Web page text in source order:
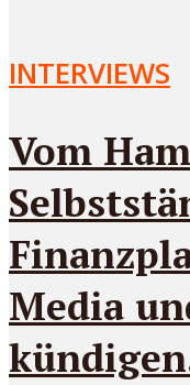
INTERVIEWS
Vom
Media